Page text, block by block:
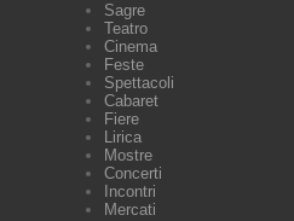
Sagre
Teatro
Cinema
Feste
Spettacoli
Cabaret
Fiere
Lirica
Mostre
Concerti
Incontri
Mercati